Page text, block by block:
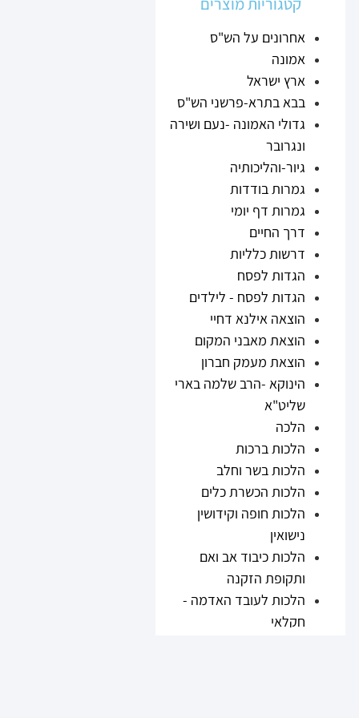
אחרונים על הש"ס
אמונה
ארץ ישראל
בבא בתרא-פרשני הש"ס
גדולי האמונה -נעם ושירה
ונגרובר
גיור-והליכותיה
גמרות בודדות
גמרות דף יומי
דרך החיים
דרשות כלליות
הגדות לפסח
הגדות לפסח - לילדים
הוצאה אילנא דחיי
הוצאת מאבני המקום
הוצאת מעמק חברון
הינוקא -הרב שלמה בארי
שליט"א
הלכה
הלכות ברכות
הלכות בשר וחלב
הלכות הכשרת כלים
הלכות חופה וקידושין
נישואין
הלכות כיבוד אב ואם
ותקופת הזקנה
הלכות לעובד האדמה -
חקלאי